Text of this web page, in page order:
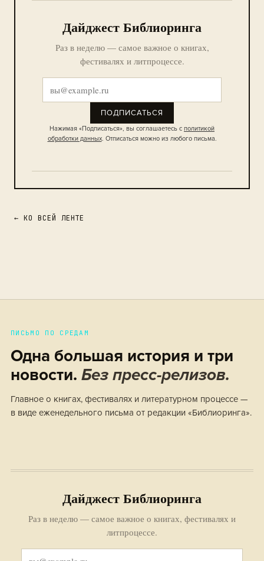
Дайджест Библиоринга
Раз в неделю — самое важное о книгах,
фестивалях и литпроцессе.
ПОДПИСАТЬСЯ
Нажимая «Подписаться», вы соглашаетесь с политикой
обработки данных. Отписаться можно из любого письма.
← КО ВСЕЙ ЛЕНТЕ
ПИСЬМО ПО СРЕДАМ
Одна большая история и три
новости. Без пресс-релизов.
Главное о книгах, фестивалях и литературном процессе —
в виде еженедельного письма от редакции «Библиоринга».
Дайджест Библиоринга
Раз в неделю — самое важное о книгах, фестивалях и
литпроцессе.